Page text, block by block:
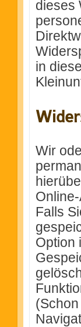
dieses
in
Wir
Falls
Option